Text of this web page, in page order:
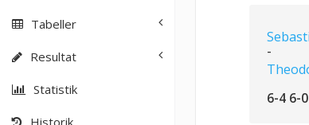
Tabeller
Resultat
Statistik
Historik
-
6-4 6-